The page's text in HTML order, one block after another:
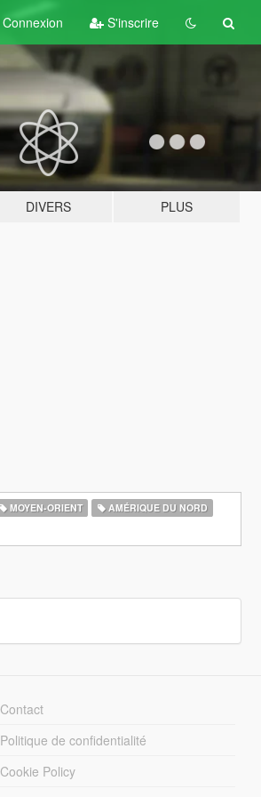
Connexion S'inscrire
DIVERS PLUS
MOYEN-ORIENT
AMÉRIQUE DU NORD
Contact
Politique de confidentialité
Cookie Policy